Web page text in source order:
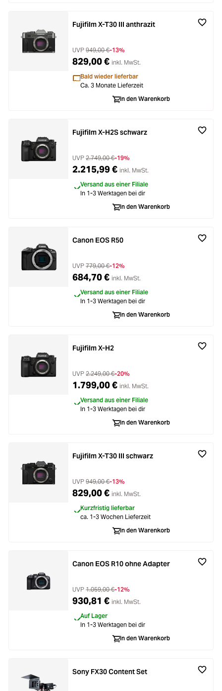
Fujifilm X-T30 III anthrazit
UVP 949,00 €-13%
829,00 € inkl. MwSt.
Bald wieder lieferbar
Ca. 3 Monate Lieferzeit
In den Warenkorb
Fujifilm X-H2S schwarz
UVP 2.749,00 €-19%
2.215,99 € inkl. MwSt.
Versand aus einer Filiale
In 1-3 Werktagen bei dir
In den Warenkorb
Canon EOS R50
UVP 779,00 €-12%
684,70 € inkl. MwSt.
Versand aus einer Filiale
In 1-3 Werktagen bei dir
In den Warenkorb
Fujifilm X-H2
UVP 2.249,00 €-20%
1.799,00 € inkl. MwSt.
Versand aus einer Filiale
In 1-3 Werktagen bei dir
In den Warenkorb
Fujifilm X-T30 III schwarz
UVP 949,00 €-13%
829,00 € inkl. MwSt.
Kurzfristig lieferbar
ca. 1-3 Wochen Lieferzeit
In den Warenkorb
Canon EOS R10 ohne Adapter
UVP 1.059,00 €-12%
930,81 € inkl. MwSt.
Auf Lager
In 1-3 Werktagen bei dir
In den Warenkorb
Sony FX30 Content Set